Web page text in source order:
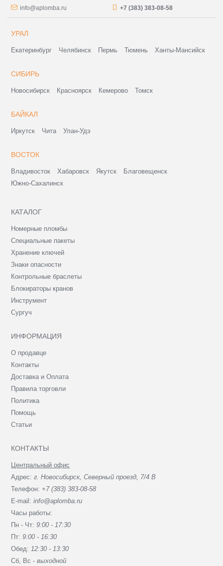
маркетплейсов)
маркетплейсов)
info@aplomba.ru +7 (383) 383-08-58
УРАЛ
Екатеринбург Челябинск Пермь Тюмень Ханты-Мансийск
СИБИРЬ
Новосибирск Красноярск Кемерово Томск
БАЙКАЛ
Иркутск Чита Улан-Удэ
ВОСТОК
Владивосток Хабаровск Якутск
Благовещенск
Южно-Сахалинск
КАТАЛОГ
Номерные пломбы
Специальные пакеты
Хранение ключей
Знаки опасности
Контрольные браслеты
Блокираторы кранов
Инструмент
Сургуч
ИНФОРМАЦИЯ
О продавце
Контакты
Доставка и Оплата
Правила торговли
Политика
Помощь
Статьи
КОНТАКТЫ
Центральный офис
Адрес:г. Новосибирск, Северный проезд, 7/4 В
Телефон: +7 (383) 383-08-58
E-mail:info@aplomba.ru
Часы работы:
Пн - Чт:9:00 - 17:30
Пт:9:00 - 16:30
Обед: 12:30 - 13:30
Сб, Вc -выходной